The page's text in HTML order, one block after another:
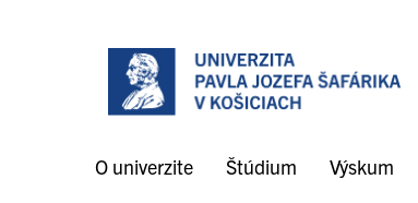
O univerzite Štúdium Výskum